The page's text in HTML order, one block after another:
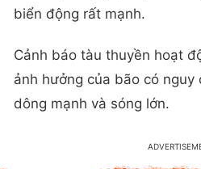
biển động rất mạnh.
Cảnh báo tàu thuyền hoạt
ảnh hưởng của bão có nguy
dông mạnh và sóng lớn.